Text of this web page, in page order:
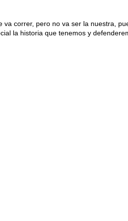
va correr, pero no va ser la nuestra,
la historia que tenemos y